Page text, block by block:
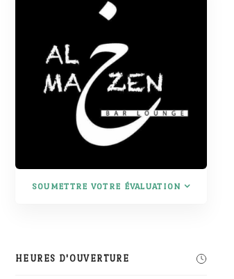
SOUMETTRE VOTRE ÉVALUATION
HEURES D'OUVERTURE